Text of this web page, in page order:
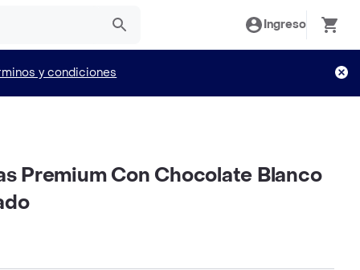
Ingreso
y condiciones
Premium Con Chocolate Blanco